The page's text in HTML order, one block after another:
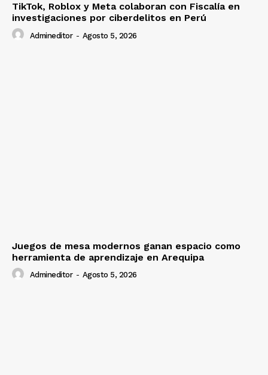
TikTok, Roblox y Meta colaboran con Fiscalía en
investigaciones por ciberdelitos en Perú
Admineditor - Agosto 5, 2026
Juegos de mesa modernos ganan espacio como
herramienta de aprendizaje en Arequipa
Admineditor - Agosto 5, 2026